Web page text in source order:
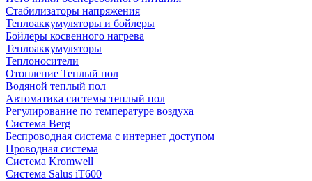
Стабилизаторы напряжения
Теплоаккумуляторы и бойлеры
Бойлеры косвенного нагрева
Теплоаккумуляторы
Теплоносители
Отопление Теплый пол
Водяной теплый пол
Автоматика системы теплый пол
Регулирование по температуре воздуха
Система Berg
Беспроводная система с интернет доступом
Проводная система
Система Kromwell
Система Salus iT600